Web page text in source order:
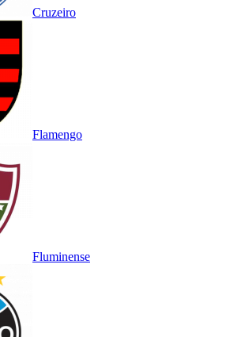
Cruzeiro
Flamengo
Fluminense